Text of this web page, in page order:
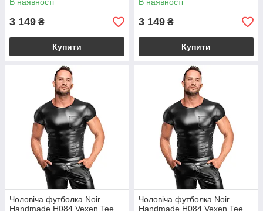
3 149 ₴
Купити
3 149 ₴
Купити
Чоловіча футболка Noir
Handmade H084 Vexen Tee
Чоловіча футболка Noir
Handmade H084 Vexen Tee